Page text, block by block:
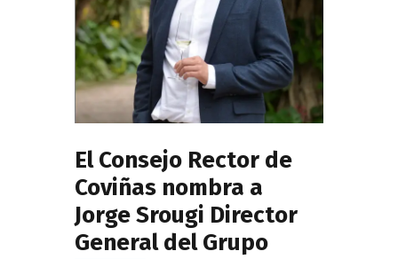
El Consejo Rector de
Coviñas nombra a
Jorge Srougi Director
General del Grupo